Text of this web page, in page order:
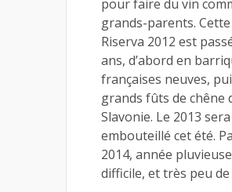
pour faire du vin
grands-parents. Cette
Riserva 2012 est
ans, d’abord en
françaises neuves,
grands fûts de chêne
Slavonie. Le 2013 sera
embouteillé cet été.
2014, année pluvieuse
difficile, et très peu